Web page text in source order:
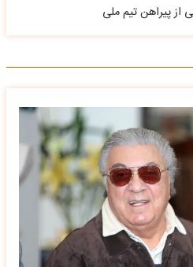
از پیراهن تیم ملی